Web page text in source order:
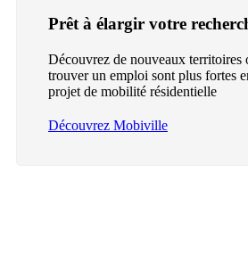
Prêt à élargir votre
Découvrez de nouveaux territoires
trouver un emploi sont plus fortes
projet de mobilité résidentielle
Découvrez Mobiville